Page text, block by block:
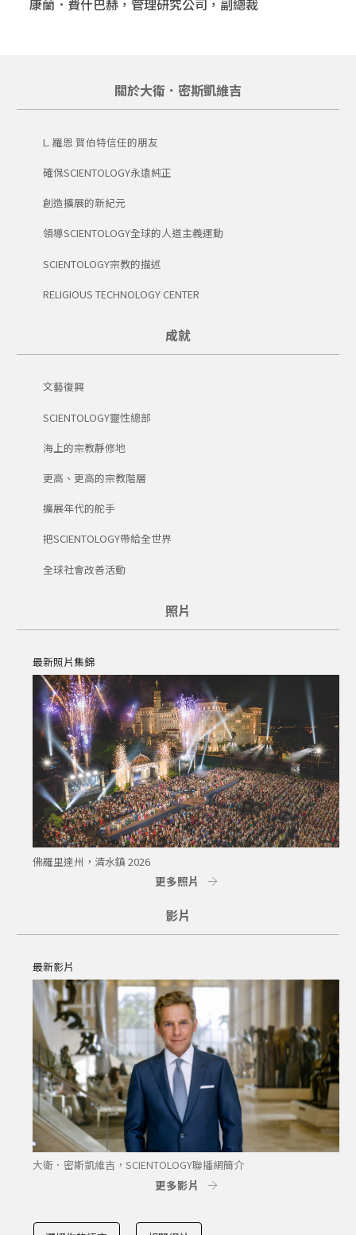
康蘭．費什巴赫，管理研究公司，副總裁
關於大衛．密斯凱維吉
L. 羅恩 賀伯特信任的朋友
確保SCIENTOLOGY永遠純正
創造擴展的新紀元
領導SCIENTOLOGY全球的人道主義運動
SCIENTOLOGY宗教的描述
RELIGIOUS TECHNOLOGY CENTER
成就
文藝復興
SCIENTOLOGY靈性總部
海上的宗教靜修地
更高、更高的宗教階層
擴展年代的舵手
把SCIENTOLOGY帶給全世界
全球社會改善活動
照片
最新照片集錦
佛羅里達州，清水鎮 2026
更多照片
影片
最新影片
大衛．密斯凱維吉，SCIENTOLOGY聯播網簡介
更多影片